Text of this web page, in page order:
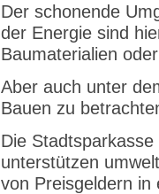
Der schonende
der Energie sind
Baumaterialien
Aber auch unter
Bauen zu
Die
unterstützen
von Preisgeldern